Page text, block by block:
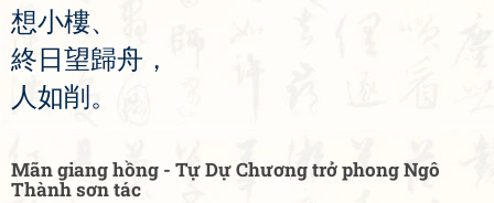
想小樓、
終 日 望歸舟 ，
人如削 。
Mãn giang hồng - Tự Dự Chương trở phong Ngô
Thành sơn tác